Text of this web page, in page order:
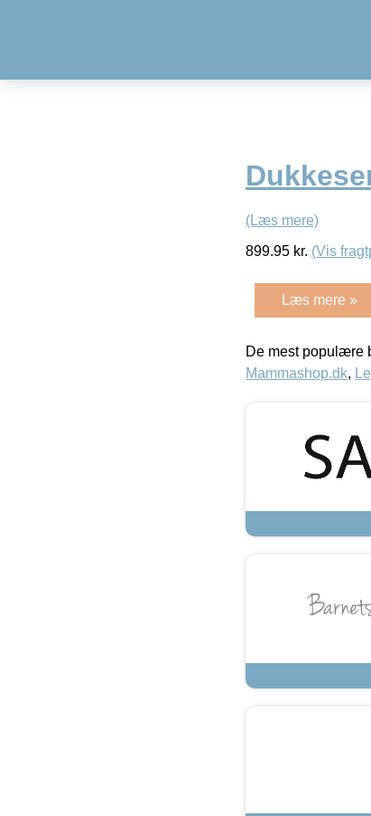
(Læs mere)
899.95 kr. (Vis
Læs mere »
De mest populære
Mammashop.dk,